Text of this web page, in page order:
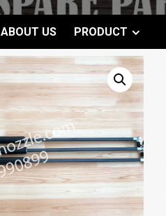
ABOUT US PRODUCT